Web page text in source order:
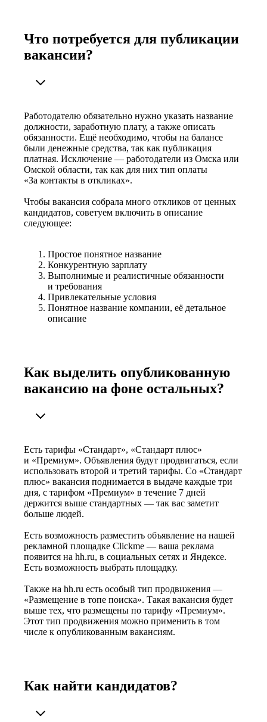
Что потребуется для публикации
вакансии?
Работодателю обязательно нужно указать название
должности, заработную плату, а также описать
обязанности. Ещё необходимо, чтобы на балансе
были денежные средства, так как публикация
платная. Исключение — работодатели из Омска или
Омской области, так как для них тип оплаты
«За контакты в откликах».
Чтобы вакансия собрала много откликов от ценных
кандидатов, советуем включить в описание
следующее:
Простое понятное название
Конкурентную зарплату
Выполнимые и реалистичные обязанности
и требования
Привлекательные условия
Понятное название компании, её детальное
описание
Как выделить опубликованную
вакансию на фоне остальных?
Есть тарифы «Стандарт», «Стандарт плюс»
и «Премиум». Объявления будут продвигаться, если
использовать второй и третий тарифы. Со «Стандарт
плюс» вакансия поднимается в выдаче каждые три
дня, с тарифом «Премиум» в течение 7 дней
держится выше стандартных — так вас заметит
больше людей.
Есть возможность разместить объявление на нашей
рекламной площадке Clickme — ваша реклама
появится на hh.ru, в социальных сетях и Яндексе.
Есть возможность выбрать площадку.
Также на hh.ru есть особый тип продвижения —
«Размещение в топе поиска». Такая вакансия будет
выше тех, что размещены по тарифу «Премиум».
Этот тип продвижения можно применить в том
числе к опубликованным вакансиям.
Как найти кандидатов?